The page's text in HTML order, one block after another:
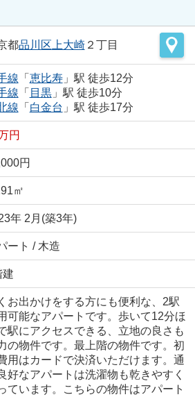
都品川区上大崎２丁目
線 「 恵比寿」駅 徒歩12分
線 「 目黒」駅 徒歩10分
線 「 白金台 」駅 徒歩17分
円
円
㎡
年 2月(築3年)
ート / 木造
建
お出かけをする方にも便利な、2駅
可能なアパートです。歩いて12分ほ
駅にアクセスできる、立地の良さも
の物件です。最上階の物件です。初
用はカードで決済いただけます。通
好なアパートは洗濯物も乾きやすく
ています。こちらの物件はアパート